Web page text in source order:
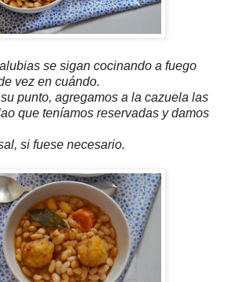
se sigan cocinando a fuego
vez en cuándo.
punto, agregamos a la cazuela las
que teníamos reservadas y damos
si fuese necesario.